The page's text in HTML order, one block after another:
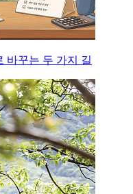
바꾸는 두 가지 길